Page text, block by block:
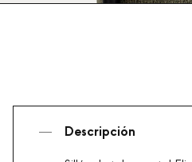
Descripción